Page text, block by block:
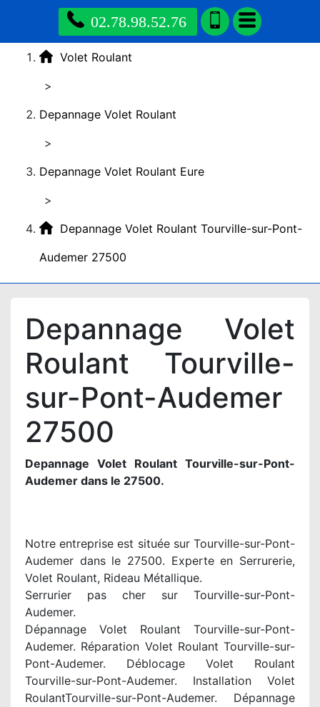
02.78.98.52.76
Volet Roulant
>
Depannage Volet Roulant
>
Depannage Volet Roulant Eure
>
Depannage Volet Roulant Tourville-sur-Pont-
Audemer 27500
Depannage Volet
Roulant Tourville-
sur-Pont-Audemer
27500
Depannage Volet Roulant Tourville-sur-Pont-
Audemer dans le 27500.
Notre entreprise est située sur Tourville-sur-Pont-
Audemer dans le 27500. Experte en Serrurerie,
Volet Roulant, Rideau Métallique.
Serrurier pas cher sur Tourville-sur-Pont-
Audemer.
Dépannage Volet Roulant Tourville-sur-Pont-
Audemer. Réparation Volet Roulant Tourville-sur-
Pont-Audemer. Déblocage Volet Roulant
Tourville-sur-Pont-Audemer. Installation Volet
RoulantTourville-sur-Pont-Audemer. Dépannage